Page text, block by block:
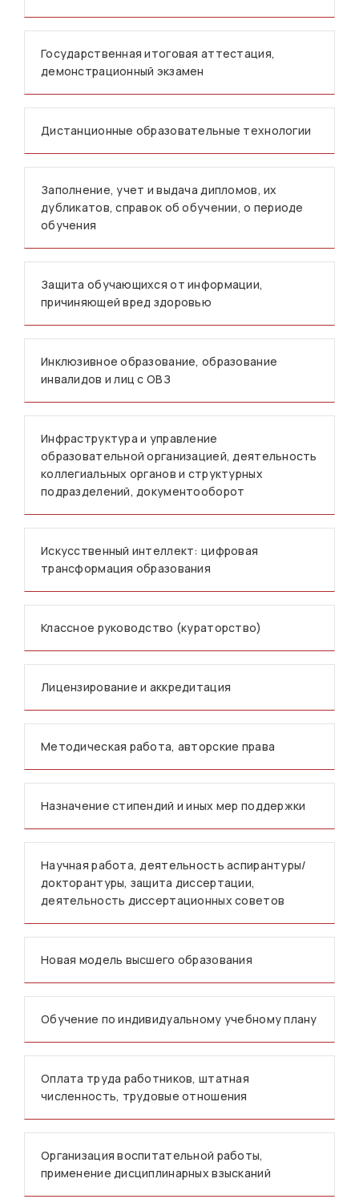
Государственная итоговая аттестация,
демонстрационный экзамен
Дистанционные образовательные технологии
Заполнение, учет и выдача дипломов, их
дубликатов, справок об обучении, о периоде
обучения
Защита обучающихся от информации,
причиняющей вред здоровью
Инклюзивное образование, образование
инвалидов и лиц с ОВЗ
Инфраструктура и управление
образовательной организацией, деятельность
коллегиальных органов и структурных
подразделений, документооборот
Искусственный интеллект: цифровая
трансформация образования
Классное руководство (кураторство)
Лицензирование и аккредитация
Методическая работа, авторские права
Назначение стипендий и иных мер поддержки
Научная работа, деятельность аспирантуры/
докторантуры, защита диссертации,
деятельность диссертационных советов
Новая модель высшего образования
Обучение по индивидуальному учебному плану
Оплата труда работников, штатная
численность, трудовые отношения
Организация воспитательной работы,
применение дисциплинарных взысканий